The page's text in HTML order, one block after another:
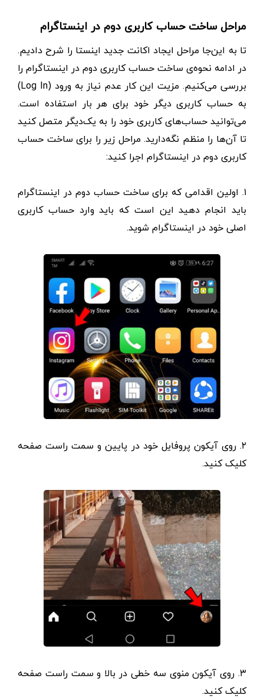
مراحل ساخت حساب کاربری دوم در اینستاگرام
تا به این‌جا مراحل ایجاد اکانت جدید اینستا را شرح دادیم.
در ادامه نحوه‌ی ساخت حساب کاربری دوم در اینستاگرام را
بررسی می‌کنیم. مزیت این کار عدم نیاز به ورود (Log In)
به حساب کاربری دیگر خود برای هر بار استفاده است.
می‌توانید حساب‌های کاربری خود را به یک‌دیگر متصل کنید
تا آن‌ها را منظم نگه‌دارید. مراحل زیر را برای ساخت حساب
کاربری دوم در اینستاگرام اجرا کنید:
۱. اولین اقدامی که برای‌ ساخت حساب دوم در اینستاگرام
باید انجام دهید این است که باید وارد حساب کاربری
اصلی خود در اینستاگرام شوید.
۲. روی آیکون پروفایل خود در پایین و سمت راست صفحه
کلیک کنید.
۳. روی آیکون منوی سه خطی در بالا و سمت راست صفحه
کلیک کنید.